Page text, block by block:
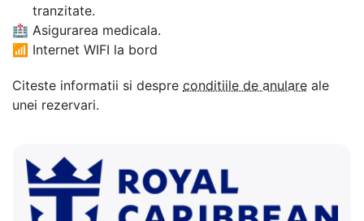
tranzitate.
🏥 Asigurarea medicala.
📶 Internet WIFI la bord
Citeste informatii si despre conditiile de anulare ale
unei rezervari.